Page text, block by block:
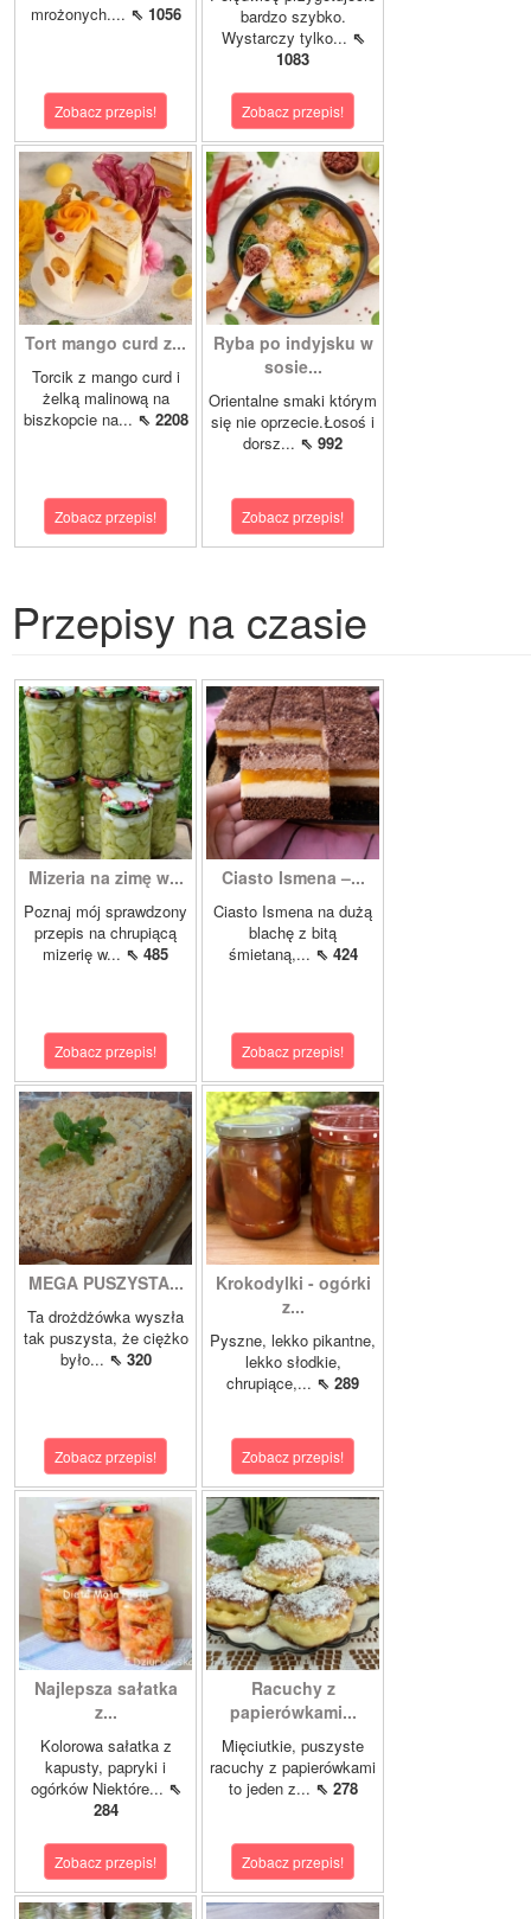
mrożonych.... ⇖ 1056
Zobacz przepis!
bardzo szybko.
Wystarczy tylko... ⇖
1083
Zobacz przepis!
Tort mango curd z...
Torcik z mango curd i
żelką malinową na
biszkopcie na... ⇖ 2208
Zobacz przepis!
Ryba po indyjsku w
sosie...
Orientalne smaki którym
się nie oprzecie.Łosoś i
dorsz... ⇖ 992
Zobacz przepis!
Przepisy na czasie
Mizeria na zimę w...
Poznaj mój sprawdzony
przepis na chrupiącą
mizerię w... ⇖ 485
Zobacz przepis!
Ciasto Ismena –...
Ciasto Ismena na dużą
blachę z bitą
śmietaną,... ⇖ 424
Zobacz przepis!
MEGA PUSZYSTA...
Ta drożdżówka wyszła
tak puszysta, że ciężko
było... ⇖ 320
Zobacz przepis!
Krokodylki - ogórki
z...
Pyszne, lekko pikantne,
lekko słodkie,
chrupiące,... ⇖ 289
Zobacz przepis!
Najlepsza sałatka
z...
Kolorowa sałatka z
kapusty, papryki i
ogórków Niektóre... ⇖
284
Zobacz przepis!
Racuchy z
papierówkami...
Mięciutkie, puszyste
racuchy z papierówkami
to jeden z... ⇖ 278
Zobacz przepis!